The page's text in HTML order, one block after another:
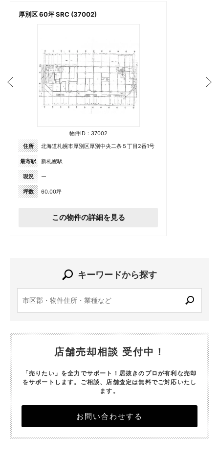
厚別区 60坪 SRC (37002)
物件ID：37002
住所
北海道札幌市厚別区厚別中央二条５丁目2番1号
最寄駅 新札幌駅
現況 ー
坪数 60.00坪
この物件の詳細を見る
キーワードから探す
店舗売却相談 受付中！
「売りたい」を全力でサポート！居抜きのプロが有利な売却
をサポートします。 ご相談、店舗査定は無料でご対応いたし
ます。
お問い合わせする